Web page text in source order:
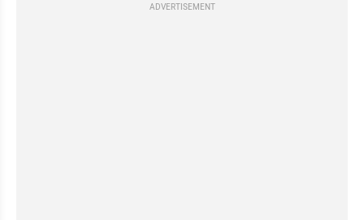
ADVERTISEMENT